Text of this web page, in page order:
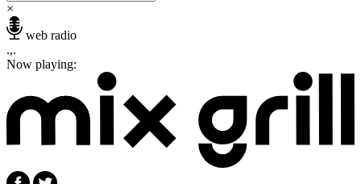
×
web radio
.,.
Now playing: